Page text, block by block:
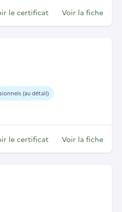
le certificat Voir la fiche
(au détail)
le certificat Voir la fiche